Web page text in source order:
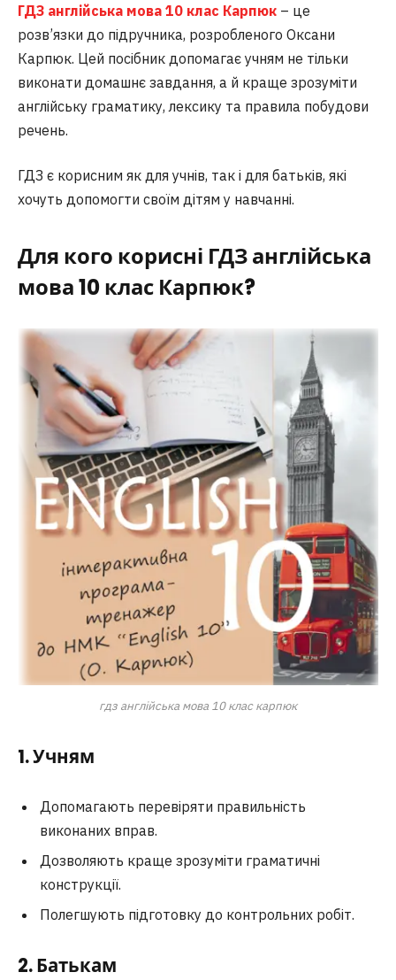
ГДЗ англійська мова 10 клас Карпюк – це
розв’язки до підручника, розробленого Оксани
Карпюк. Цей посібник допомагає учням не тільки
виконати домашнє завдання, а й краще зрозуміти
англійську граматику, лексику та правила побудови
речень.
ГДЗ є корисним як для учнів, так і для батьків, які
хочуть допомогти своїм дітям у навчанні.
Для кого корисні ГДЗ англійська
мова 10 клас Карпюк?
гдз англійська мова 10 клас карпюк
1. Учням
Допомагають перевіряти правильність
виконаних вправ.
Дозволяють краще зрозуміти граматичні
конструкції.
Полегшують підготовку до контрольних робіт.
2. Батькам